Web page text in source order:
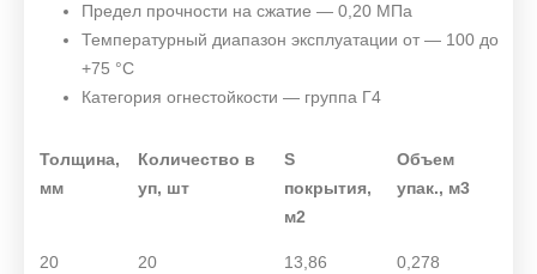
Предел прочности на сжатие — 0,20 МПа
Температурный диапазон эксплуатации от — 100 до
+75 °С
Категория огнестойкости — группа Г4
Толщина,
мм
Количество в
уп, шт
S
покрытия,
м2
Объем
упак., м3
20 20 13,86 0,278